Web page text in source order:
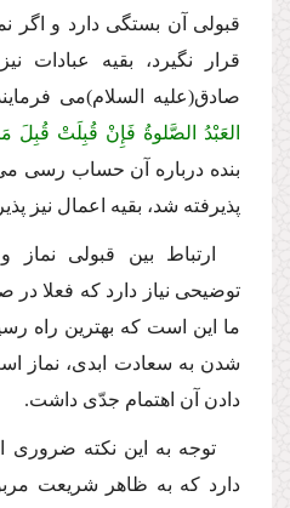
قبولى آن بستگى دارد و اگر
قرار نگیرد، بقیه عبادات
صادق(علیه السلام)مى
العَبْدُ الصَّلوةُ فَإِنْ قُبِلَتْ قُبِلَ
بنده درباره آن حساب رسى
پذیرفته شد، بقیه اعمال نیز
ارتباط بین قبولى نماز
توضیحى نیاز دارد كه فعلا در
ما این است كه بهترین راه
شدن به سعادت ابدى، نماز
دادن آن اهتمام جدّى داشت.
توجه به این نكته ضرورى
دارد كه به ظاهر شریعت